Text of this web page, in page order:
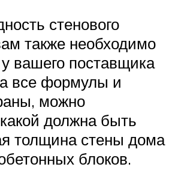
стенового
также необходимо
вашего поставщика
все формулы и
можно
должна быть
толщина стены дома
блоков.